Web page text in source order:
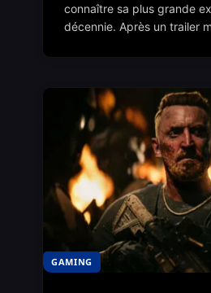
connaître sa plus grande
décennie. Après un trailer
GAMING